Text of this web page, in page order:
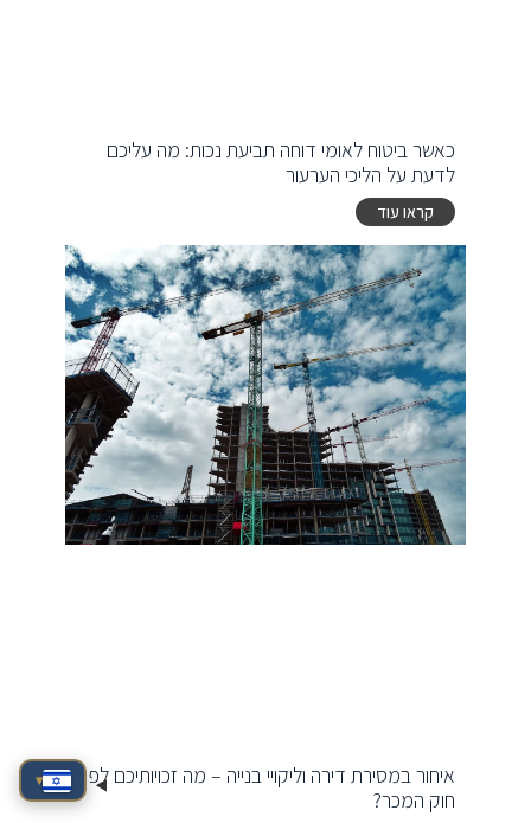
כאשר ביטוח לאומי דוחה תביעת נכות: מה עליכם
לדעת על הליכי הערעור
קראו עוד
איחור במסירת דירה וליקויי בנייה – מה זכויותיכם לפי
חוק המכר?
▾